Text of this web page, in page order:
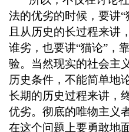
法的优劣的时候，要讲
且从历史的长过程来讲
谁劣，也要讲“猫论”，
验。当然现实的社会主
历史条件，不能简单地
长期的历史过程来讲，
优劣。彻底的唯物主义
在这个问题上要勇敢地